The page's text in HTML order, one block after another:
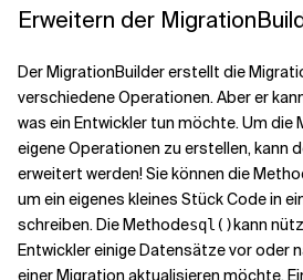
Erweitern der
Der MigrationBuilder erstellt die
verschiedene Operationen. Aber er
was ein Entwickler tun möchte. Um
eigene Operationen zu erstellen, kann
erweitert werden! Sie können die
um ein eigenes kleines Stück Code in
schreiben. Die Methodesql() kann
Entwickler einige Datensätze vor oder